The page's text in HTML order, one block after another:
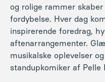
og rolige rammer
fordybelse. Hver dag
inspirerende foredrag,
aftenarrangementer.
musikalske oplevelser
standupkomiker af Pelle